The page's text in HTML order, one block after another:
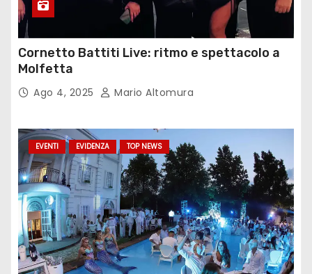
Cornetto Battiti Live: ritmo e spettacolo a
Molfetta
Ago 4, 2025 Mario Altomura
EVENTI EVIDENZA TOP NEWS